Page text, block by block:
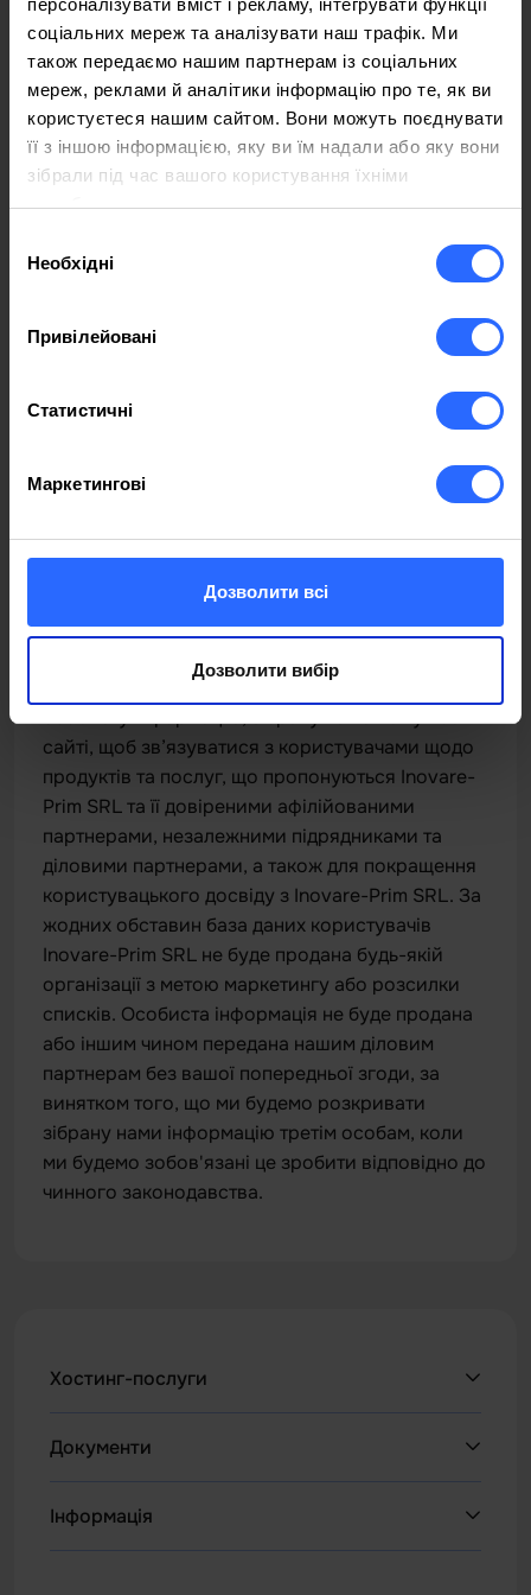
соціальних мереж та аналізувати наш трафік. Ми
також передаємо нашим партнерам із соціальних
мереж, реклами й аналітики інформацію про те, як ви
користуєтеся нашим сайтом. Вони можуть поєднувати
її з іншою інформацією, яку ви їм надали або яку вони
зібрали під час вашого користування їхніми
службами.
згоди
Необхідні
Привілейовані
Статистичні
Маркетингові
Дозволити всі
Дозволити вибір
користувачів цього веб-сайту.
Конфіденційність
Конфіденційність користувачів дуже важлива
для Inovare-Prim SRL. Ми зобов'язуємося
захищати інформацію, яку користувачі
довіряють Inovare-Prim SRL.
Інформація, яку ми збираємо
інформацію від користувачів через онлайн-
форми для замовлення продуктів та послуг. Ми
також можемо збирати інформацію про те, як
користувачі використовують наш веб-сайт,
переглядів сторінок нашого веб-сайту або
використовуємо файли cookie, щоб
відстежувати, як користувачі використовують
Як ми використовуємо інформацію
Inovare-Prim SRL може використовувати
особисту інформацію, зібрану на нашому веб-
сайті, щоб зв’язуватися з користувачами щодо
продуктів та послуг, що пропонуються Inovare-
Prim SRL та її довіреними афілійованими
партнерами, незалежними підрядниками та
діловими партнерами, а також для покращення
користувацького досвіду з Inovare-Prim SRL. За
жодних обставин база даних користувачів
Inovare-Prim SRL не буде продана будь-якій
організації з метою маркетингу або розсилки
списків. Особиста інформація не буде продана
або іншим чином передана нашим діловим
партнерам без вашої попередньої згоди, за
винятком того, що ми будемо розкривати
зібрану нами інформацію третім особам, коли
ми будемо зобов'язані це зробити відповідно до
чинного законодавства.
Хостинг-послуги
Усі VPS
Документи
Інформація